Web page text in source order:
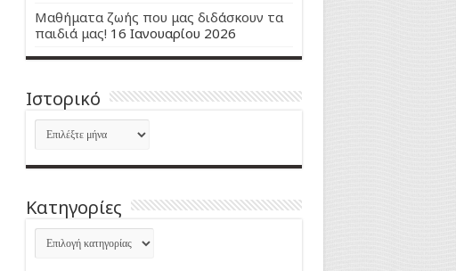
Μαθήματα ζωής που μας διδάσκουν τα
παιδιά μας! 16 Ιανουαρίου 2026
Ιστορικό
Ιστορικό
Kατηγορίες
Kατηγορίες